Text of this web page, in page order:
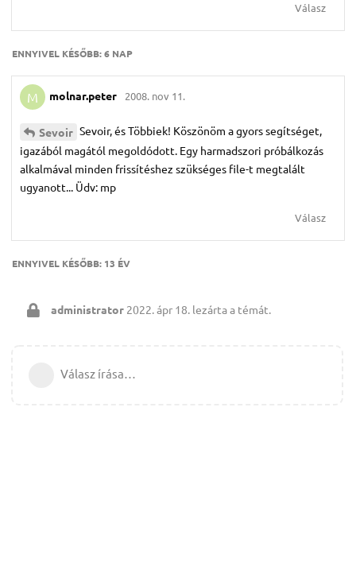
Válasz
ENNYIVEL KÉSŐBB:6 NAP
M molnar.​peter 2008. nov 11.
Sevoir Sevoir, és Többiek! Köszönöm a gyors segítséget,
igazából magától megoldódott. Egy harmadszori próbálkozás
alkalmával minden frissítéshez szükséges file-t megtalált
ugyanott... Üdv: mp
Válasz
ENNYIVEL KÉSŐBB: 13 ÉV
administrator 2022. ápr 18. lezárta a témát.
Válasz írása…